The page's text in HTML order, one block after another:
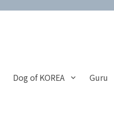
Dog of KOREA Guru